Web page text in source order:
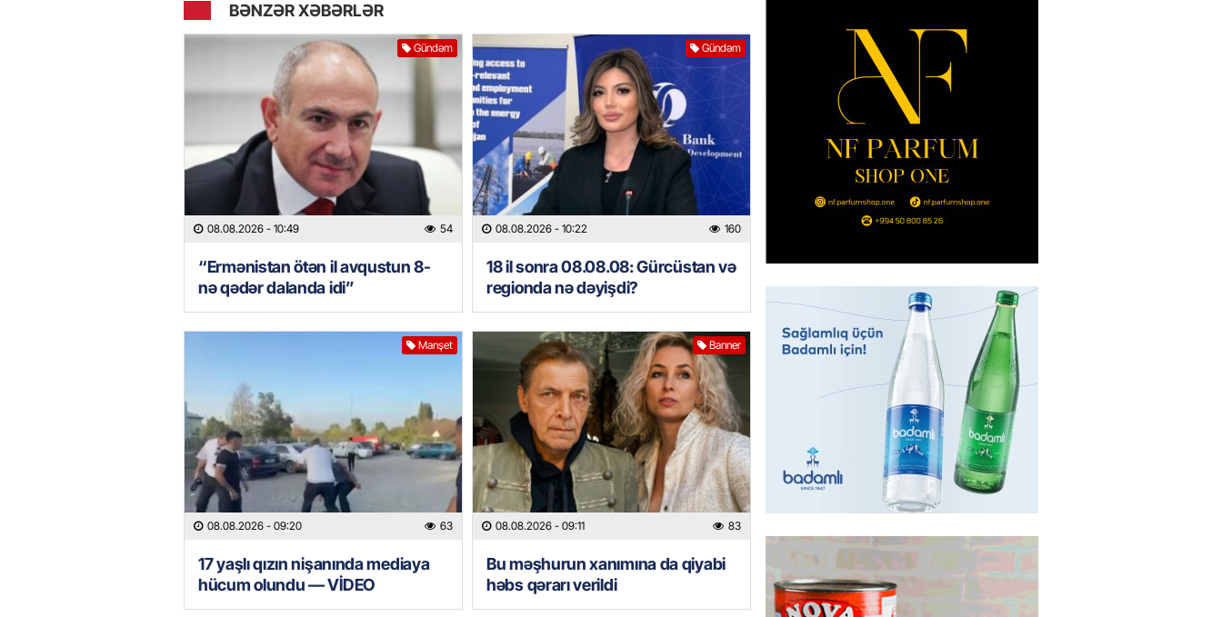
BƏNZƏR XƏBƏRLƏR
Gündəm
08.08.2026 - 10:49 54
“Ermənistan ötən il avqustun 8-
nə qədər dalanda idi”
Gündəm
08.08.2026 - 10:22 160
18 il sonra 08.08.08: Gürcüstan və
regionda nə dəyişdi?
Manşet
08.08.2026 - 09:20 63
17 yaşlı qızın nişanında mediaya
hücum olundu — VİDEO
Banner
08.08.2026 - 09:11 83
Bu məşhurun xanımına da qiyabi
həbs qərarı verildi
Türkiyə, Səudiyyə Ərəbistanı və
Pakistan arasında Məkkə müdafiə
- 15:15
Tramp Ukraynaya bu silahı verməkdən
imtina etdi: ABŞ-ın özünün bu raketlərə
ehtiyacı var
- 15:00
ÖZƏL
İki futbolçu İran millisindən İMTİNA
ETDİ:Bu ölkəni seçdilər
07.08.2026 - 14:45 158
Azərbaycanda sabah 39 dərəcə isti
07.08.2026 153
REKLAM
Birbank Biznes-dən mikro biznes
kreditinə 5%-dək endirim
- 14:28
HADISƏ